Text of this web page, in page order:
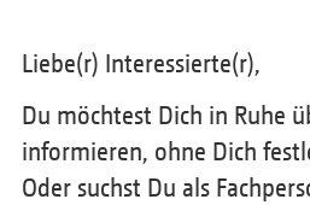
Liebe(r) Interessierte(r),
Du möchtest Dich in Ruhe
informieren, ohne Dich
Oder suchst Du als